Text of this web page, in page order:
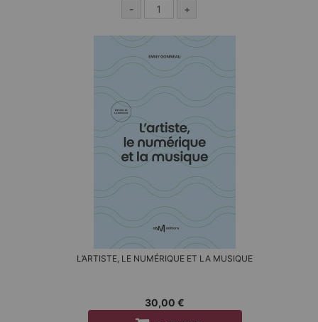
- +
L’ARTISTE, LE NUMÉRIQUE ET LA MUSIQUE
30,00 €